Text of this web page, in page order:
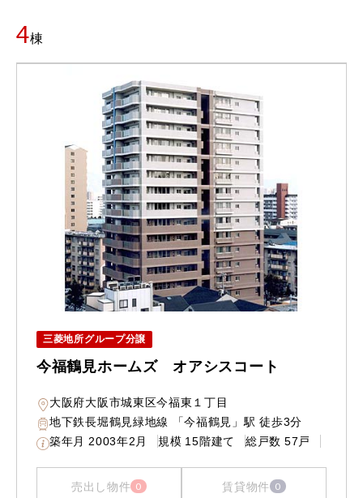
4棟
三菱地所グループ分譲
今福鶴見ホームズ オアシスコート
大阪府大阪市城東区今福東１丁目
地下鉄長堀鶴見緑地線 「今福鶴見」駅 徒歩3分
築年月 2003年2月 規模 15階建て 総戸数 57戸
売出し物件 0 賃貸物件 0